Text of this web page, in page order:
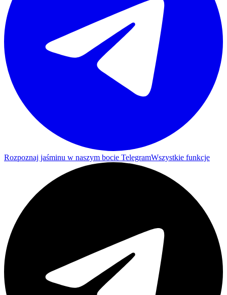
Rozpoznaj jaśminu w naszym bocie TelegramWszystkie funkcje